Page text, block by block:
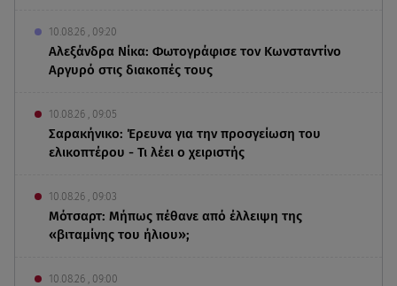
10.08.26 , 09:20
Αλεξάνδρα Νίκα: Φωτογράφισε τον Κωνσταντίνο
Αργυρό στις διακοπές τους
10.08.26 , 09:05
Σαρακήνικο: Έρευνα για την προσγείωση του
ελικοπτέρου - Τι λέει ο χειριστής
10.08.26 , 09:03
Μότσαρτ: Μήπως πέθανε από έλλειψη της
«βιταμίνης του ήλιου»;
10.08.26 , 09:00